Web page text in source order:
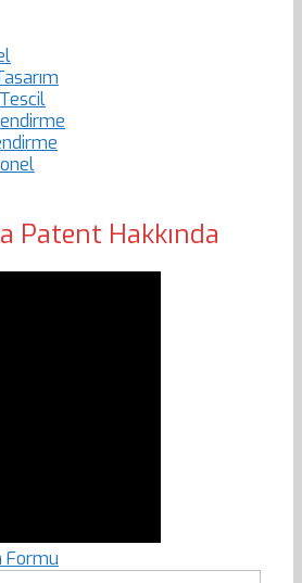
Patent Hakkında